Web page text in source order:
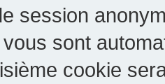
session
sont
cookie